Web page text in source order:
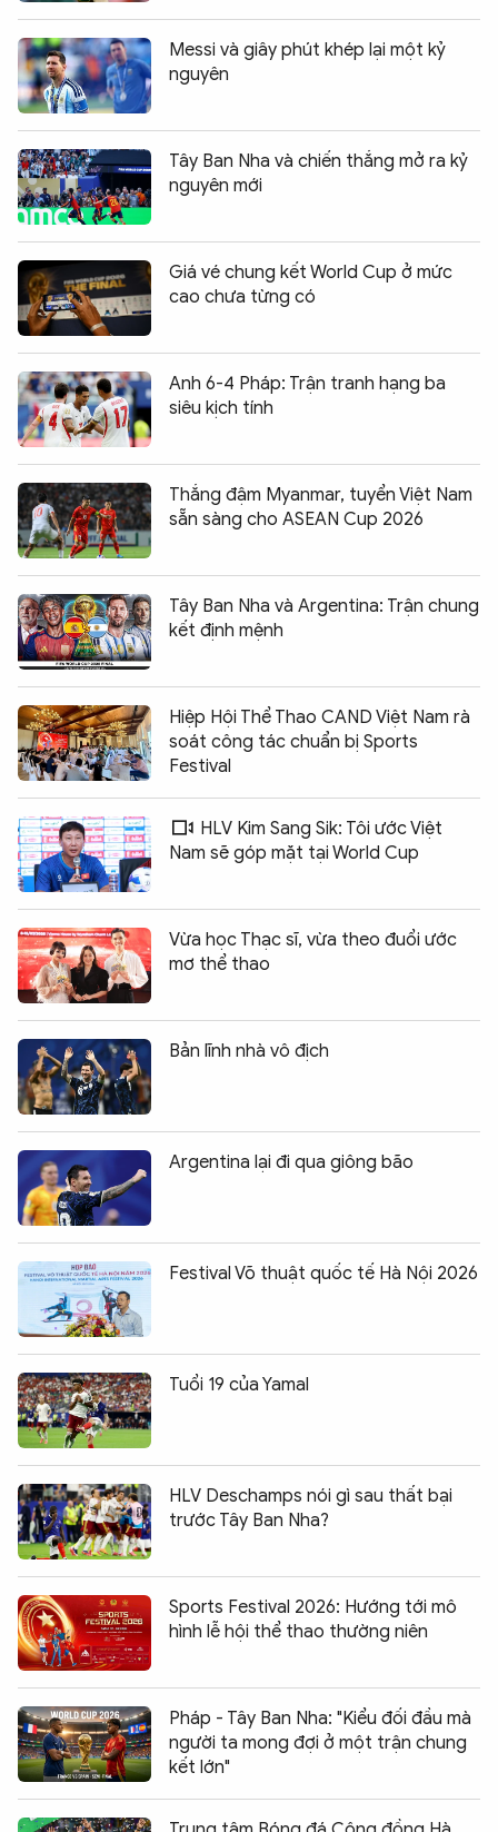
Messi và giây phút khép lại một kỷ
nguyên
Tây Ban Nha và chiến thắng mở ra kỷ
nguyên mới
Giá vé chung kết World Cup ở mức
cao chưa từng có
Anh 6-4 Pháp: Trận tranh hạng ba
siêu kịch tính
Thắng đậm Myanmar, tuyển Việt Nam
sẵn sàng cho ASEAN Cup 2026
Tây Ban Nha và Argentina: Trận chung
kết định mệnh
Hiệp Hội Thể Thao CAND Việt Nam rà
soát công tác chuẩn bị Sports
Festival
HLV Kim Sang Sik: Tôi ước Việt
Nam sẽ góp mặt tại World Cup
Vừa học Thạc sĩ, vừa theo đuổi ước
mơ thể thao
Bản lĩnh nhà vô địch
Argentina lại đi qua giông bão
Festival Võ thuật quốc tế Hà Nội 2026
Tuổi 19 của Yamal
HLV Deschamps nói gì sau thất bại
trước Tây Ban Nha?
Sports Festival 2026: Hướng tới mô
hình lễ hội thể thao thường niên
Pháp - Tây Ban Nha: "Kiểu đối đầu mà
người ta mong đợi ở một trận chung
kết lớn"